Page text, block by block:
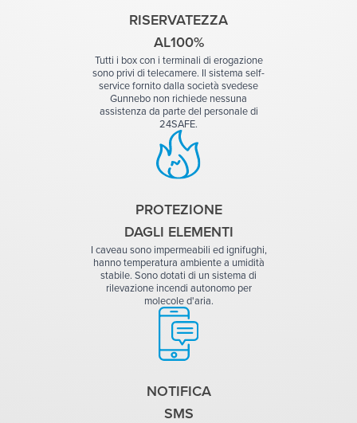
RISERVATEZZA
AL100%
Tutti i box con i terminali di erogazione
sono privi di telecamere. Il sistema self-
service fornito dalla società svedese
Gunnebo non richiede nessuna
assistenza da parte del personale di
24SAFE.
PROTEZIONE
DAGLI ELEMENTI
I caveau sono impermeabili ed ignifughi,
hanno temperatura ambiente a umidità
stabile. Sono dotati di un sistema di
rilevazione incendi autonomo per
molecole d'aria.
NOTIFICA
SMS